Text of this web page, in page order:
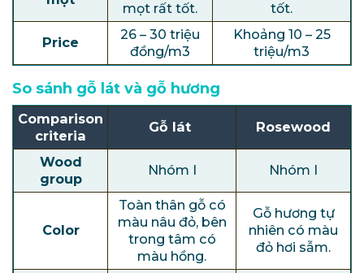
mọt rất tốt. tốt.
Price
26 – 30 triệu
đồng/m3
Khoảng 10 – 25
triệu/m3
So sánh gỗ lát và gỗ hương
Comparison
criteria
Gỗ lát Rosewood
Wood
group
Nhóm I Nhóm I
Color
Toàn thân gỗ có
màu nâu đỏ, bên
trong tâm có
màu hồng.
Gỗ hương tự
nhiên có màu
đỏ hơi sẫm.